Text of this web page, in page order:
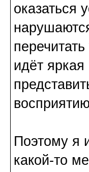
оказаться
идёт
Поэтому я
какой-то